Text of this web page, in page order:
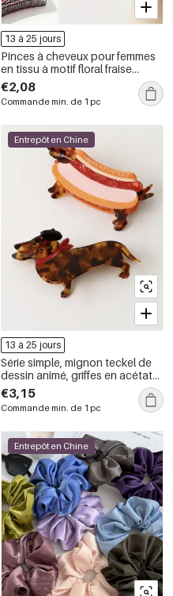
13 à 25 jours
Pinces à cheveux pour femmes
en tissu à motif floral fraise
multicolore, collection
romantique
€2,08
Commande min. de 1 pc
Entrepôt en Chine
13 à 25 jours
Série simple, mignon teckel de
dessin animé, griffes en acétate
pour cheveux
€3,15
Commande min. de 1 pc
Entrepôt en Chine